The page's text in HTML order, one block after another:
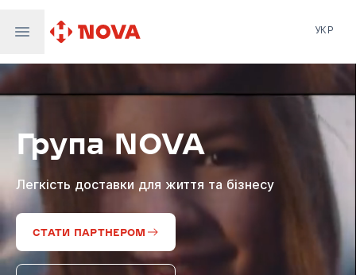
Nova Global
Nova Digital
УКР
Група NOVA
Легкість доставки для життя та бізнесу
СТАТИ ПАРТНЕРОМ